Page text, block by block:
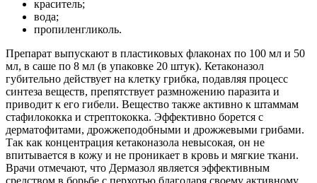
краситель;
вода;
пропиленгликоль.
Препарат выпускают в пластиковых флаконах по 100 мл и 50
мл, в саше по 8 мл (в упаковке 20 штук). Кетаконазол
губительно действует на клетку грибка, подавляя процесс
синтеза веществ, препятствует размножению паразита и
приводит к его гибели. Вещество также активно к штаммам
стафилококка и стрептококка. Эффективно борется с
дерматофитами, дрожжеподобными и дрожжевыми грибами.
Так как концентрация кетаконазола невысокая, он не
впитывается в кожу и не проникает в кровь и мягкие ткани.
Врачи отмечают, что Дермазол является эффективным
средством в борьбе с перхотью благодаря своему активному